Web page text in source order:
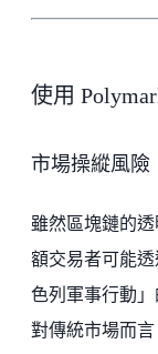
使用
市場操縱風險
雖然區塊鏈的
額交易者可能
色列軍事行動
對傳統市場而